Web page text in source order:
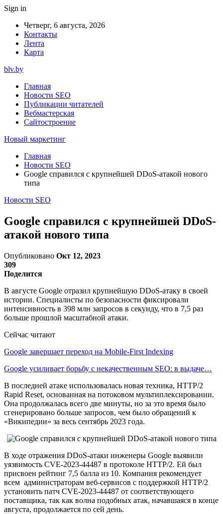
Sign in
Четверг, 6 августа, 2026
Контакты
Лента
Карта
blv.by
Главная
Новости SEO
Публикации читателей
Вебмастерская
Сайтостроение
Новый маркетинг
Главная
Новости SEO
Google справился с крупнейшей DDoS-атакой нового
типа
Новости SEO
Google справился с крупнейшей DDoS-
атакой нового типа
Опубликовано Окт 12, 2023
309
Поделится
В августе Google отразил крупнейшую DDoS-атаку в своей
истории. Специалисты по безопасности фиксировали
интенсивность в 398 млн запросов в секунду, что в 7,5 раз
больше прошлой масштабной атаки.
Сейчас читают
Google завершает переход на Mobile-First Indexing
Google усиливает борьбу с некачественным SEO: в выдаче…
В последней атаке использовалась новая техника, HTTP/2
Rapid Reset, основанная на потоковом мультиплексировании.
Она продолжалась всего две минуты, но за это время было
сгенерировано больше запросов, чем было обращений к
«Википедии» за весь сентябрь 2023 года.
В ходе отражения DDoS-атаки инженеры Google выявили
уязвимость CVE-2023-44487 в протоколе HTTP/2. Ей был
присвоен рейтинг 7,5 балла из 10. Компания рекомендует
всем администраторам веб-сервисов с поддержкой HTTP/2
установить патч CVE-2023-44487 от соответствующего
поставщика, так как волна подобных атак, начавшаяся в конце
августа, продолжается по сей день.